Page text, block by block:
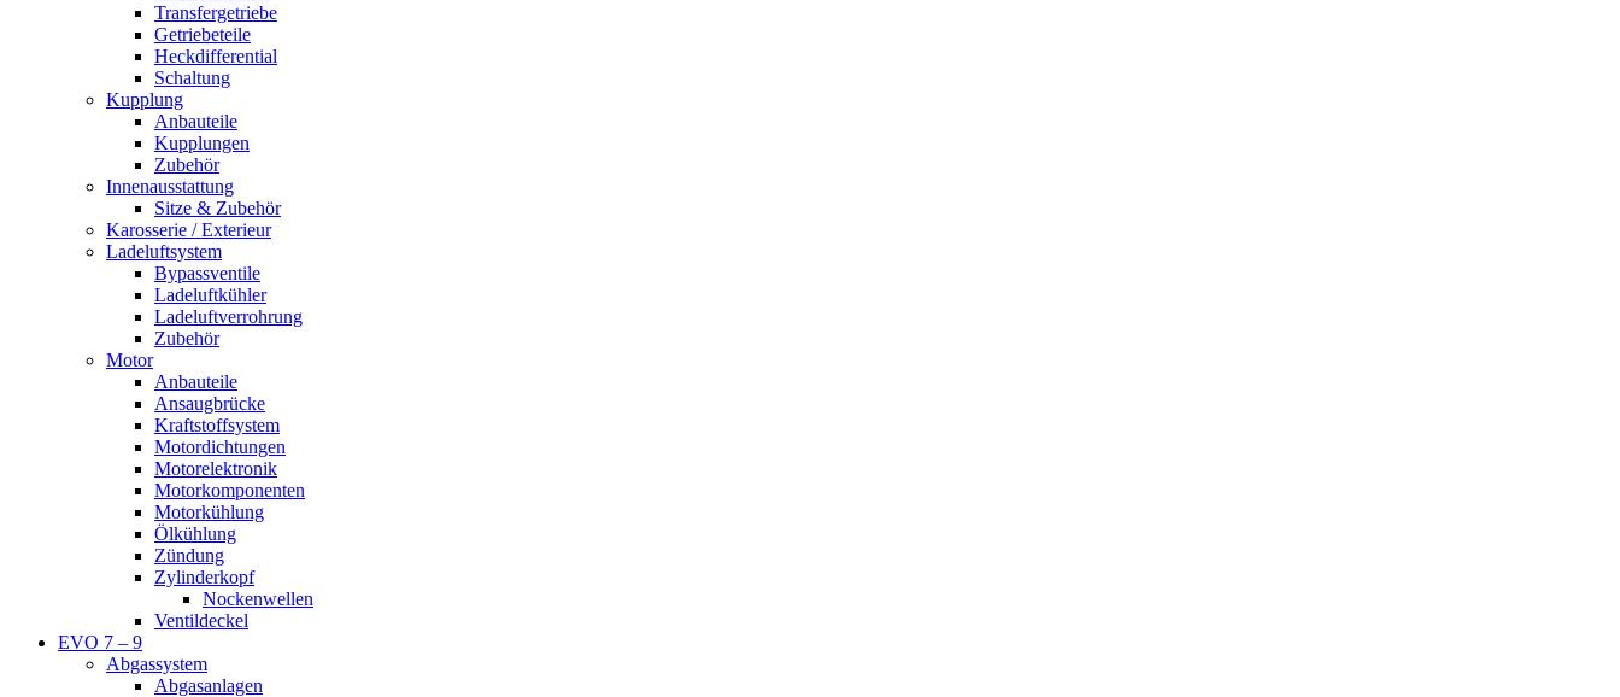
Transfergetriebe
Getriebeteile
Heckdifferential
Schaltung
Kupplung
Anbauteile
Kupplungen
Zubehör
Innenausstattung
Sitze & Zubehör
Karosserie / Exterieur
Ladeluftsystem
Bypassventile
Ladeluftkühler
Ladeluftverrohrung
Zubehör
Motor
Anbauteile
Ansaugbrücke
Kraftstoffsystem
Motordichtungen
Motorelektronik
Motorkomponenten
Motorkühlung
Ölkühlung
Zündung
Zylinderkopf
Nockenwellen
Ventildeckel
EVO 7 – 9
Abgassystem
Abgasanlagen